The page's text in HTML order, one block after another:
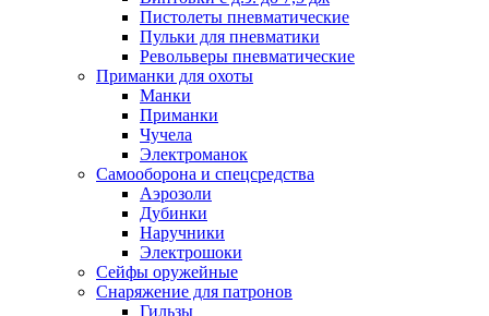
Пистолеты пневматические
Пульки для пневматики
Револьверы пневматические
Приманки для охоты
Манки
Приманки
Чучела
Электроманок
Самооборона и спецсредства
Аэрозоли
Дубинки
Наручники
Электрошоки
Сейфы оружейные
Снаряжение для патронов
Гильзы